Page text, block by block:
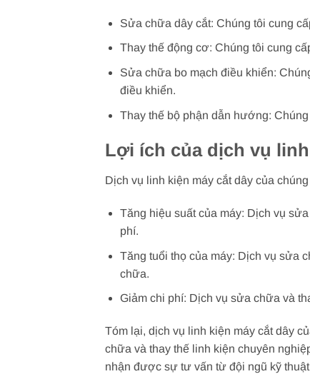
Sửa chữa dây cắt: Chúng tôi cung
Thay thế động cơ: Chúng tôi cung
Sửa chữa bo mạch điều khiển:
điều khiển.
Thay thế bộ phận dẫn hướng:
Lợi ích của dịch vụ
Dịch vụ linh kiện máy cắt dây của
Tăng hiệu suất của máy: Dịch vụ
phí.
Tăng tuổi thọ của máy: Dịch vụ sửa
chữa.
Giảm chi phí: Dịch vụ sửa chữa và
Tóm lại, dịch vụ linh kiện máy cắt dây
chữa và thay thế linh kiện chuyên
nhận được sự tư vấn từ đội ngũ kỹ